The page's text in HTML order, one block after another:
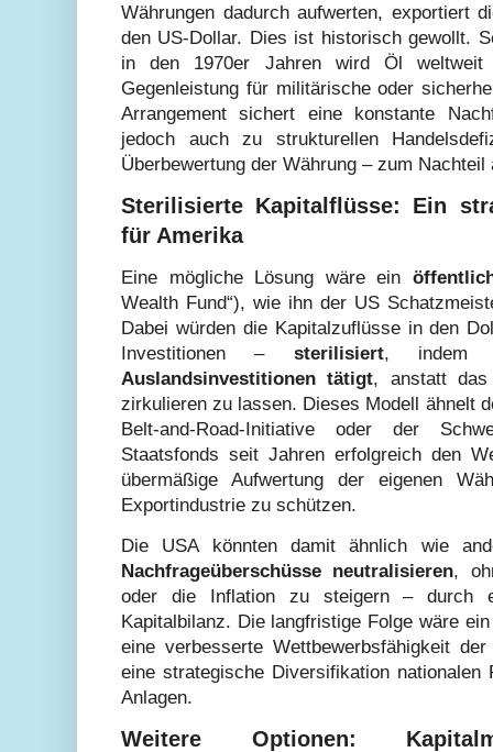
Währungen dadurch aufwerten, exportiert
den US-Dollar. Dies ist historisch gewollt.
in den 1970er Jahren wird Öl
Gegenleistung für militärische oder
Arrangement sichert eine konstante
jedoch auch zu strukturellen
Überbewertung der Währung – zum
Sterilisierte Kapitalflüsse: Ein
für Amerika
Eine mögliche Lösung wäre ein
Wealth Fund“), wie ihn der US
Dabei würden die Kapitalzuflüsse in den
Investitionen – sterilisiert, indem
Auslandsinvestitionen tätigt, anstatt das
zirkulieren zu lassen. Dieses Modell ähnelt
Belt-and-Road-Initiative oder der
Staatsfonds seit Jahren erfolgreich den
übermäßige Aufwertung der eigenen
Exportindustrie zu schützen.
Die USA könnten damit ähnlich wie
Nachfrageüberschüsse neutralisieren,
oder die Inflation zu steigern – durch
Kapitalbilanz. Die langfristige Folge wäre
eine verbesserte Wettbewerbsfähigkeit
eine strategische Diversifikation nationalen
Anlagen.
Weitere Optionen: